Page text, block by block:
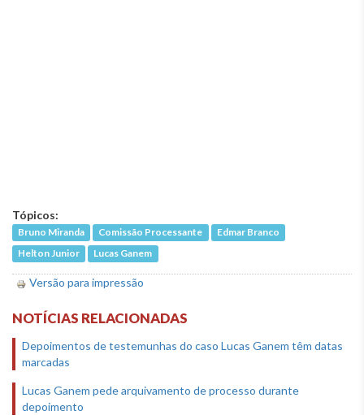
Tópicos:
Bruno Miranda Comissão Processante
Edmar Branco
Helton Junior
Lucas Ganem
Versão para impressão
NOTÍCIAS RELACIONADAS
Depoimentos de testemunhas do caso Lucas Ganem têm datas
marcadas
Lucas Ganem pede arquivamento de processo durante
depoimento